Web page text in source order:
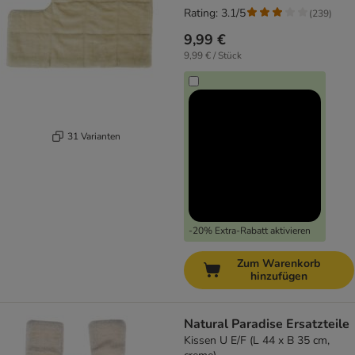
31 Varianten
9,99 €
9,99 € / Stück
-20% Extra-Rabatt aktivieren
Rating: 3.1/5 (239)
Zum Warenkorb
hinzufügen
Natural Paradise Ersatzteile
Kissen U E/F (L 44 x B 35 cm,